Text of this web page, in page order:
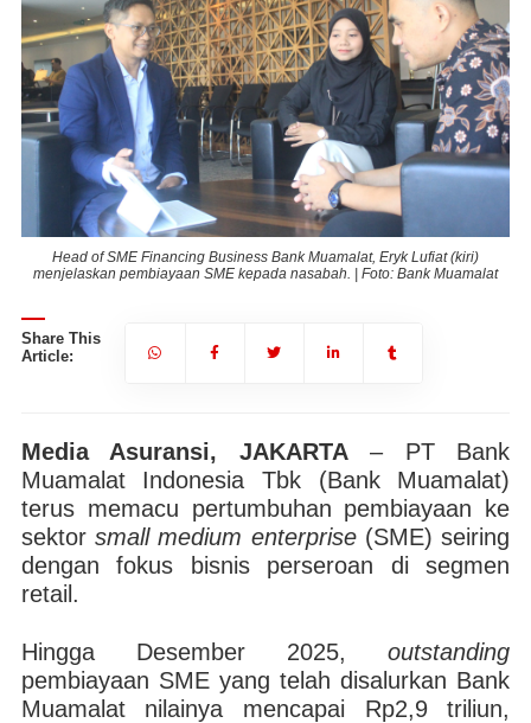
Head of SME Financing Business Bank Muamalat, Eryk Lufiat (kiri)
menjelaskan pembiayaan SME kepada nasabah. | Foto: Bank Muamalat
Share This
Article:
Media Asuransi, JAKARTA– PT Bank
Muamalat Indonesia Tbk (Bank Muamalat)
terus memacu pertumbuhan pembiayaan ke
sektorsmall medium enterprise(SME) seiring
dengan fokus bisnis perseroan di segmen
retail.
Hingga Desember 2025,outstanding
pembiayaan SME yang telah disalurkan Bank
Muamalat nilainya mencapai Rp2,9 triliun,